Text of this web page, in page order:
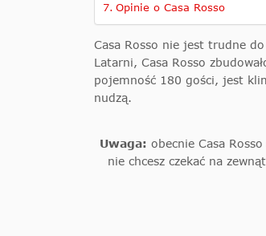
Opinie o Casa Rosso
Casa Rosso nie jest trudne
Latarni, Casa Rosso
pojemność 180 gości, jest
nudzą.
Uwaga: obecnie Casa
nie chcesz czekać na